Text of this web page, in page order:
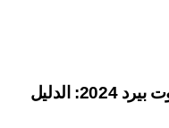
تردد قناه rai 1 hd على قمر هوت بيرد 2024: الدليل